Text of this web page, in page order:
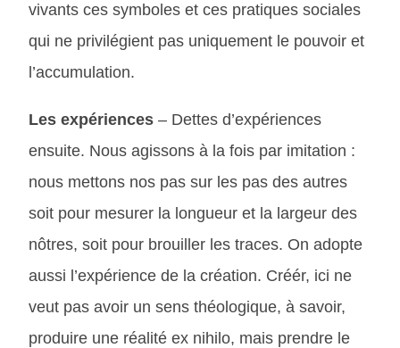
vivants ces symboles et ces pratiques sociales
qui ne privilégient pas uniquement le pouvoir et
l’accumulation.
Les expériences – Dettes d’expériences
ensuite. Nous agissons à la fois par imitation :
nous mettons nos pas sur les pas des autres
soit pour mesurer la longueur et la largeur des
nôtres, soit pour brouiller les traces. On adopte
aussi l’expérience de la création. Créér, ici ne
veut pas avoir un sens théologique, à savoir,
produire une réalité ex nihilo, mais prendre le